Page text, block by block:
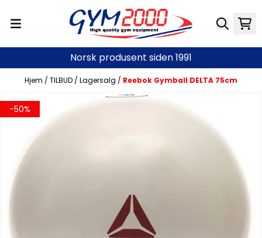
Norsk produsent siden 1991
Hjem / TILBUD / Lagersalg / Reebok Gymball DELTA 75cm
-50%